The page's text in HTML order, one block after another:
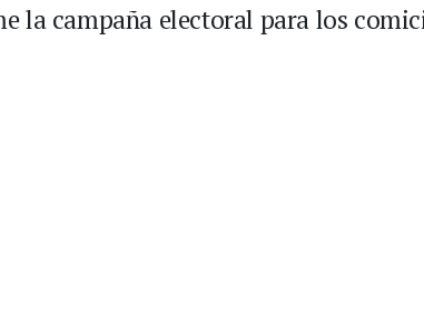
la campaña electoral para los